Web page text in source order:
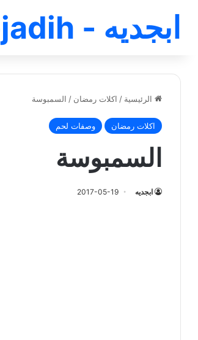
ابجديه - Abjadih
الرئيسية / اكلات رمضان / السمبوسة
اكلات رمضان وصفات لحم
السمبوسة
ابجديه 2017-05-19